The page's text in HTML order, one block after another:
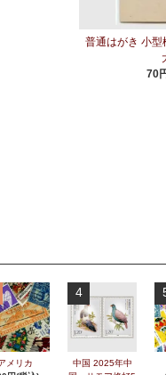
普通はがき 小
70
メリカ
4
中国 2025年中